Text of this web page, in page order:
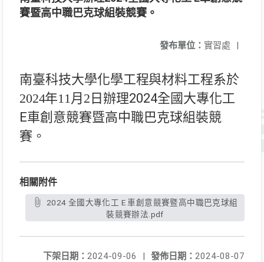
賽暨高中職巴克球組裝競賽。
發布單位： 實習處 |
南臺科技大學化學工程與材料工程系於
2024年11月2日 辦理2024全國大專化工
E車創意競賽暨高中職巴克球組裝競
賽。
相關附件
裝競賽辦法.pdf
發佈日期： 2024-08-07
下架日期： 2024-09-06
|